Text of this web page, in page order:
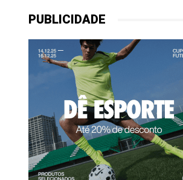
PUBLICIDADE